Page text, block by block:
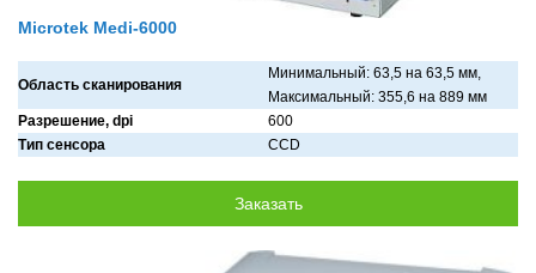
Microtek Medi-6000
Область сканирования
Минимaльный: 63,5 нa 63,5 мм,
Мaксимaльный: 355,6 нa 889 мм
Разрешение, dpi
600
Тип сенсора
CCD